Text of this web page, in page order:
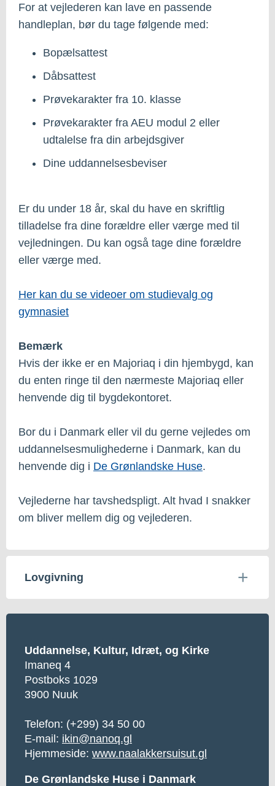
For at vejlederen kan lave en passende
handleplan, bør du tage følgende med:
Bopælsattest
Dåbsattest
Prøvekarakter fra 10. klasse
Prøvekarakter fra AEU modul 2 eller
udtalelse fra din arbejdsgiver
Dine uddannelsesbeviser
Er du under 18 år, skal du have en skriftlig
tilladelse fra dine forældre eller værge med til
vejledningen. Du kan også tage dine forældre
eller værge med.
Her kan du se videoer om studievalg og
gymnasiet
Bemærk
Hvis der ikke er en Majoriaq i din hjembygd, kan
du enten ringe til den nærmeste Majoriaq eller
henvende dig til bygdekontoret.
Bor du i Danmark eller vil du gerne vejledes om
uddannelsesmulighederne i Danmark, kan du
henvende dig i De Grønlandske Huse.
Vejlederne har tavshedspligt. Alt hvad I snakker
om bliver mellem dig og vejlederen.
Lovgivning
Uddannelse, Kultur, Idræt, og Kirke
Imaneq 4
Postboks 1029
3900 Nuuk
Telefon: (+299) 34 50 00
E-mail: ikin@nanoq.gl
Hjemmeside: www.naalakkersuisut.gl
De Grønlandske Huse i Danmark